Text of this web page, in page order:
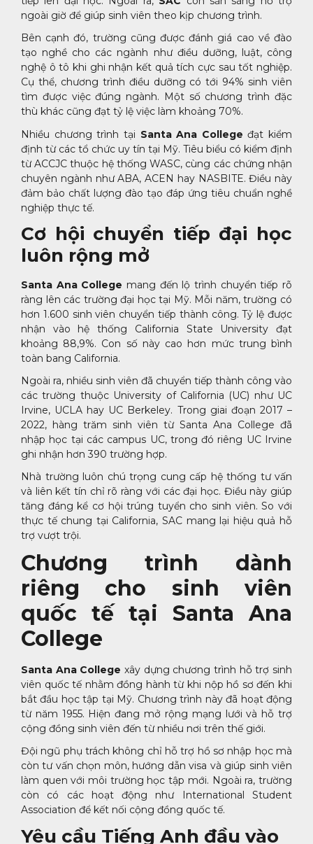
ngoài giờ để giúp sinh viên theo kịp chương trình.
Bên cạnh đó, trường cũng được đánh giá cao về đào
tạo nghề cho các ngành như điều dưỡng, luật, công
nghệ ô tô khi ghi nhận kết quả tích cực sau tốt nghiệp.
Cụ thể, chương trình điều dưỡng có tới 94% sinh viên
tìm được việc đúng ngành. Một số chương trình đặc
thù khác cũng đạt tỷ lệ việc làm khoảng 70%.
Nhiều chương trình tại Santa Ana College đạt kiểm
định từ các tổ chức uy tín tại Mỹ. Tiêu biểu có kiểm định
từ ACCJC thuộc hệ thống WASC, cùng các chứng nhận
chuyên ngành như ABA, ACEN hay NASBITE. Điều này
đảm bảo chất lượng đào tạo đáp ứng tiêu chuẩn nghề
nghiệp thực tế.
Cơ hội chuyển tiếp đại học
luôn rộng mở
Santa Ana College mang đến lộ trình chuyển tiếp rõ
ràng lên các trường đại học tại Mỹ. Mỗi năm, trường có
hơn 1.600 sinh viên chuyển tiếp thành công. Tỷ lệ được
nhận vào hệ thống California State University đạt
khoảng 88,9%. Con số này cao hơn mức trung bình
toàn bang California.
Ngoài ra, nhiều sinh viên đã chuyển tiếp thành công vào
các trường thuộc University of California (UC) như UC
Irvine, UCLA hay UC Berkeley. Trong giai đoạn 2017 –
2022, hàng trăm sinh viên từ Santa Ana College đã
nhập học tại các campus UC, trong đó riêng UC Irvine
ghi nhận hơn 390 trường hợp.
Nhà trường luôn chú trọng cung cấp hệ thống tư vấn
và liên kết tín chỉ rõ ràng với các đại học. Điều này giúp
tăng đáng kể cơ hội trúng tuyển cho sinh viên. So với
thực tế chung tại California, SAC mang lại hiệu quả hỗ
trợ vượt trội.
Chương trình dành
riêng cho sinh viên
quốc tế tại Santa Ana
College
Santa Ana College xây dựng chương trình hỗ trợ sinh
viên quốc tế nhằm đồng hành từ khi nộp hồ sơ đến khi
bắt đầu học tập tại Mỹ. Chương trình này đã hoạt động
từ năm 1955. Hiện đang mở rộng mạng lưới và hỗ trợ
cộng đồng sinh viên đến từ nhiều nơi trên thế giới.
Đội ngũ phụ trách không chỉ hỗ trợ hồ sơ nhập học mà
còn tư vấn chọn môn, hướng dẫn visa và giúp sinh viên
làm quen với môi trường học tập mới. Ngoài ra, trường
còn có các hoạt động như International Student
Association để kết nối cộng đồng quốc tế.
Yêu cầu Tiếng Anh đầu vào